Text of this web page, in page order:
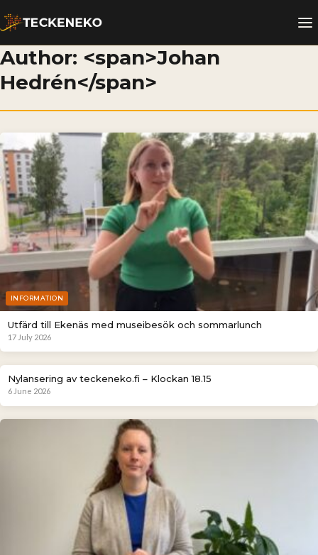
Author: <span>Johan
Hedrén</span>
INFORMATION
Utfärd till Ekenäs med museibesök och sommarlunch
17 July 2026
DIREKTSÄNDNING
Nylansering av teckeneko.fi – Klockan 18.15
6 June 2026